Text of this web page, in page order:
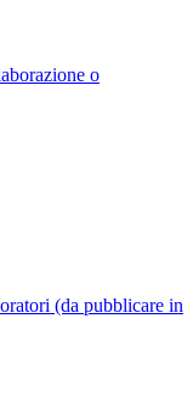
o
(da pubblicare in